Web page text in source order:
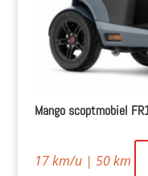
Mango scoptmobiel
17 km/u | 50 km